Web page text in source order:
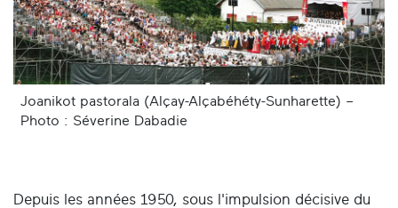
Joanikot pastorala (Alçay-Alçabéhéty-Sunharette) –
Photo : Séverine Dabadie
Depuis les années 1950, sous l'impulsion décisive du